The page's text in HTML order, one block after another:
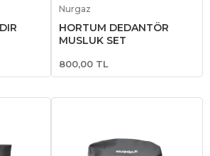
Nurgaz
HORTUM DEDANTÖR
MUSLUK SET
800,00 TL